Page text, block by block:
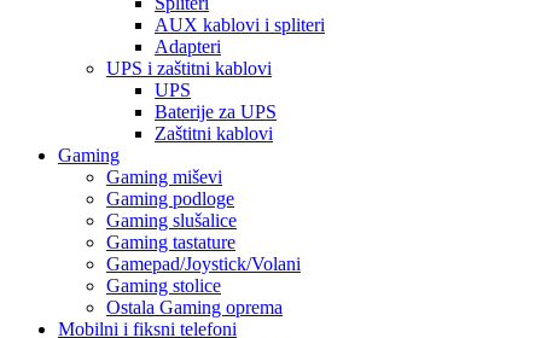
AUX kablovi i spliteri
Adapteri
UPS i zaštitni kablovi
UPS
Baterije za UPS
Zaštitni kablovi
Gaming
Gaming miševi
Gaming podloge
Gaming slušalice
Gaming tastature
Gamepad/Joystick/Volani
Gaming stolice
Ostala Gaming oprema
Mobilni i fiksni telefoni